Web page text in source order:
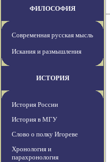
ФИЛОСОФИЯ
Современная русская мысль
Искания и размышления
ИСТОРИЯ
История России
История в МГУ
Слово о полку Игореве
Хронология и
парахронология